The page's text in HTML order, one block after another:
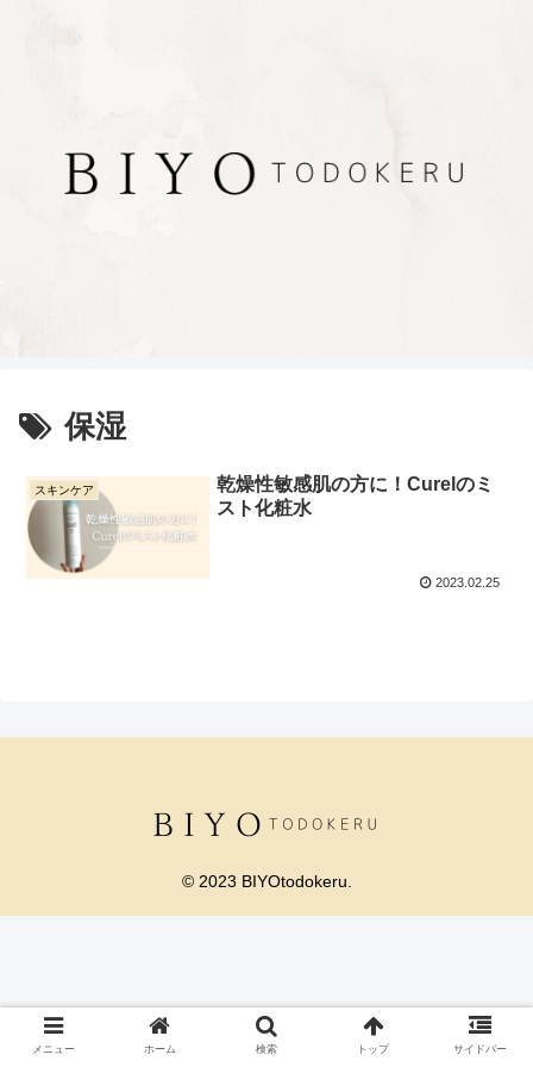
保湿
スキンケア
乾燥性敏感肌の方に！Curelのミ
スト化粧水
2023.02.25
© 2023 BIYOtodokeru.
メニュー ホーム 検索 トップ サイドバー